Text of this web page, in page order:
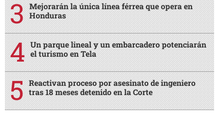
Mejorarán la única línea férrea que opera en
Honduras
Un parque lineal y un embarcadero potenciarán
el turismo en Tela
Reactivan proceso por asesinato de ingeniero
tras 18 meses detenido en la Corte